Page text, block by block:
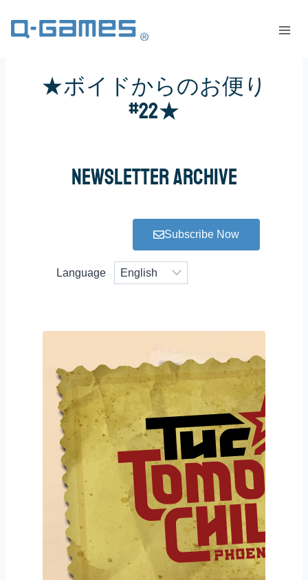
★ボイドからのお便り
#22★
Newsletter Archive
Language
Subscribe Now